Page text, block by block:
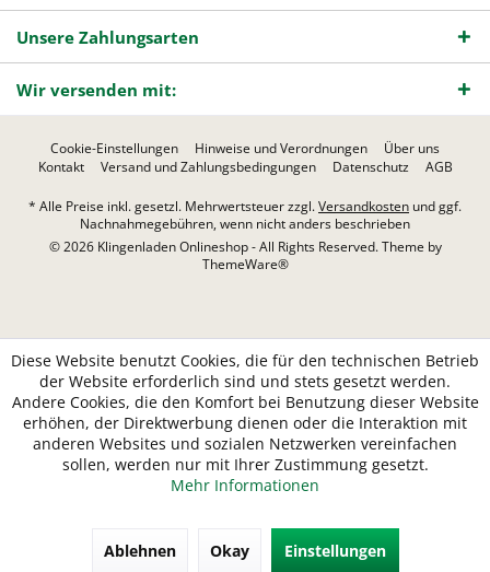
Unsere Zahlungsarten
Wir versenden mit:
Cookie-Einstellungen Hinweise und Verordnungen
Über uns
Kontakt
Versand und Zahlungsbedingungen Datenschutz AGB
* Alle Preise inkl. gesetzl. Mehrwertsteuer zzgl.Versandkosten und ggf.
Nachnahmegebühren, wenn nicht anders beschrieben
© 2026 Klingenladen Onlineshop - All Rights Reserved. Theme by
ThemeWare®
Diese Website benutzt Cookies, die für den technischen Betrieb
der Website erforderlich sind und stets gesetzt werden.
Andere Cookies, die den Komfort bei Benutzung dieser Website
erhöhen, der Direktwerbung dienen oder die Interaktion mit
anderen Websites und sozialen Netzwerken vereinfachen
sollen, werden nur mit Ihrer Zustimmung gesetzt.
Mehr Informationen
Ablehnen Okay Einstellungen